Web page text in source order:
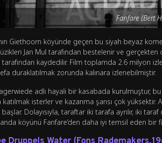
Fanfare (Bert
Giethoorn köyünde geçen bu siyah beyaz
Jan Mul tarafından bestelenir ve
kaydedilir. Film toplamda 2.6 milyon
duraklatılmak zorunda kalınara izlenebilmiştir.
adlı hayali bir kasabada kurulmuştur,
katılmak isterler ve kazanma şansı çok yüksektir.
Dolayısıyla, taraftar iki tarafa ayrılır, iki
köyünü Fanfare’den daha iyi temsil eden bir